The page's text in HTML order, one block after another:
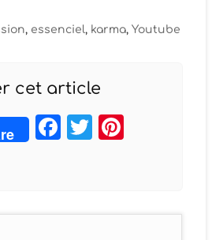
, essenciel, karma,Youtube
cet article
Facebook
Twitter